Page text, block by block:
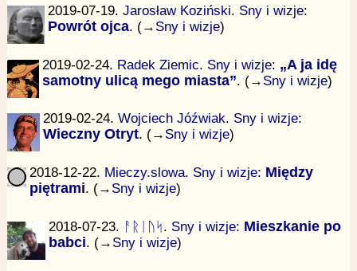
2019-07-19. Jarosław Koziński. Sny i wizje:
Powrót ojca. (→ Sny i wizje)
2019-02-24. Radek Ziemic. Sny i wizje: „A ja idę
samotny ulicą mego miasta”. (→ Sny i wizje)
2019-02-24. Wojciech Jóźwiak. Sny i wizje:
Wieczny Otryt. (→ Sny i wizje)
2018-12-22. Mieczy.slowa. Sny i wizje: Między
piętrami. (→ Sny i wizje)
2018-07-23. ᚨᚱᛁᚢᛋ. Sny i wizje: Mieszkanie po
babci. (→ Sny i wizje)